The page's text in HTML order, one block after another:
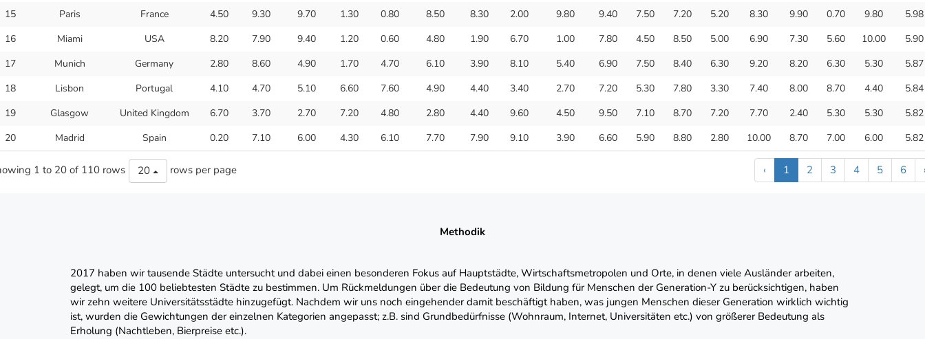
15
Paris France 4.50 9.30 9.70 1.30 0.80 8.50 8.30 2.00 9.80 9.40 7.50 7.20 5.20 8.30 9.90 0.70 9.80
5.98
16
Miami USA 8.20 7.90 9.40 1.20 0.60 4.80 1.90 6.70 1.00 7.80 4.50 8.50 5.00 6.90 7.30 5.60 10.00
5.90
17
Munich Germany 2.80 8.60 4.90 1.70 4.70 6.10 3.90 8.10 5.40 6.90 7.50 8.40 6.30 9.20 8.20 6.30 5.30
5.87
18
Lisbon Portugal 4.10 4.70 5.10 6.60 7.60 4.90 4.40 3.40 2.70 7.20 5.30 7.80 3.30 7.40 8.00 8.70 4.40
5.84
19
Glasgow United Kingdom 6.70 3.70 2.70 7.20 4.80 2.80 4.40 9.60 4.50 9.50 7.10 8.70 7.20 7.70 2.40 5.30 5.30
5.82
20
Madrid Spain 0.20 7.10 6.00 4.30 6.10 7.70 7.90 9.10 3.90 6.60 5.90 8.80 2.80 10.00 8.70 7.00 6.00 5.82
1 to 20 of 110 rows 20 rows per page ‹ 1 2 3 4 5 6
Methodik
2017 haben wir tausende Städte untersucht und dabei einen besonderen Fokus auf Hauptstädte, Wirtschaftsmetropolen und Orte, in denen viele Ausländer arbeiten,
gelegt, um die 100 beliebtesten Städte zu bestimmen. Um Rückmeldungen über die Bedeutung von Bildung für Menschen der Generation-Y zu berücksichtigen, haben
wir zehn weitere Universitätsstädte hinzugefügt. Nachdem wir uns noch eingehender damit beschäftigt haben, was jungen Menschen dieser Generation wirklich wichtig
ist, wurden die Gewichtungen der einzelnen Kategorien angepasst; z.B. sind Grundbedürfnisse (Wohnraum, Internet, Universitäten etc.) von größerer Bedeutung als
Erholung (Nachtleben, Bierpreise etc.).